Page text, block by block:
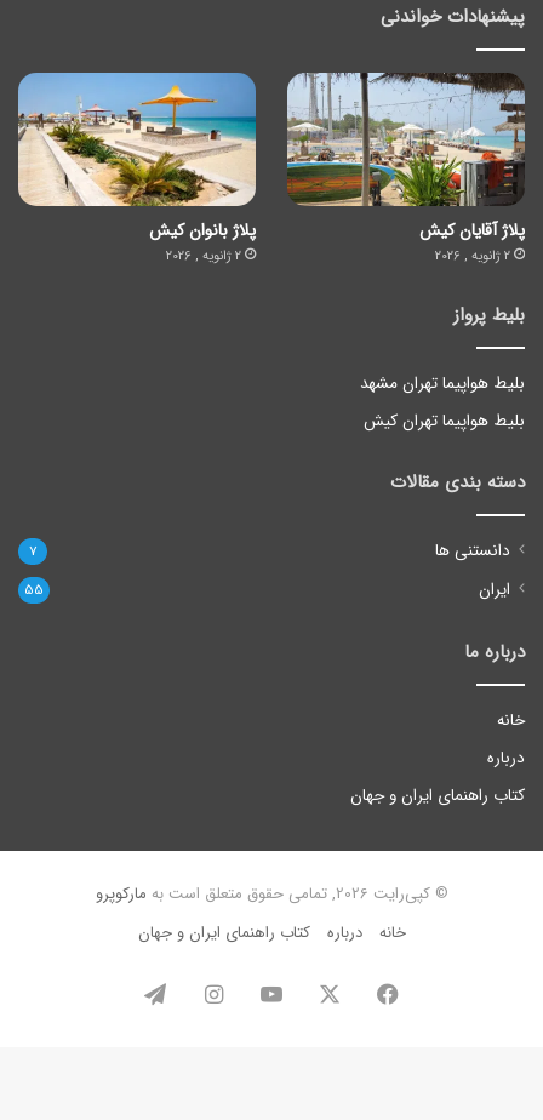
پیشنهادات خواندنی
پلاژ آقایان کیش
2 ژانویه , 2026
پلاژ بانوان کیش
2 ژانویه , 2026
بلیط پرواز
بلیط هواپیما تهران مشهد
بلیط هواپیما تهران کیش
دسته بندی مقالات
دانستنی ها 7
ایران 55
درباره ما
خانه
درباره
کتاب راهنمای ایران و جهان
© کپی‌رایت 2026, تمامی حقوق متعلق است به
مارکوپرو
خانه
درباره کتاب راهنمای ایران و جهان
فیس
یوتیوب اینستاگرام